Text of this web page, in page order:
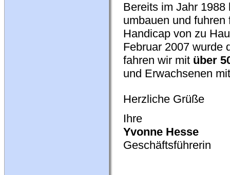
Bereits im Jahr
umbauen und
Handicap von zu
Februar 2007 wurde
fahren wir mit über
und Erwachsenen
Herzliche Grüße
Ihre
Yvonne Hesse
Geschäftsführerin